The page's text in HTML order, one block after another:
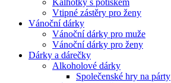
Vtipné zástěry pro ženy
Vánoční dárky
Vánoční dárky pro muže
Vánoční dárky pro ženy
Dárky a dárečky
Alkoholové dárky
Společenské hry na párty